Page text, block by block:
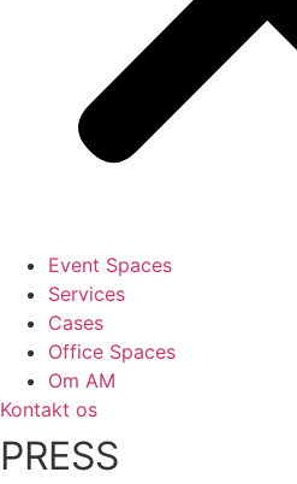
Event Spaces
Services
Cases
Office Spaces
Om AM
Kontakt os
PRESS